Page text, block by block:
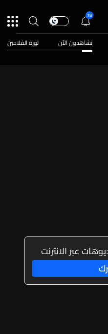
18
تشاهدون الآن ثورة الفلاحين
عبر الانترنت